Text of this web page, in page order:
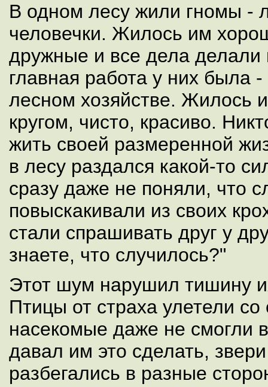
В одном лесу жили гномы -
человечки. Жилось им
дружные и все дела делали
главная работа у них была
лесном хозяйстве. Жилось
кругом, чисто, красиво.
жить своей размеренной
в лесу раздался какой-то
сразу даже не поняли, что
повыскакивали из своих
стали спрашивать друг у
знаете, что случилось?"
Этот шум нарушил тишину
Птицы от страха улетели со
насекомые даже не смогли
давал им это сделать,
разбегались в разные